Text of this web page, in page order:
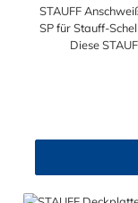
STAUFF
SP für Stauff-
Diese